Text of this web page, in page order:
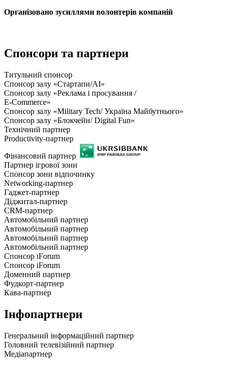
Організовано зусиллями волонтерів компаній
Спонсори та партнери
Титульний спонсор
Спонсор залу «Стартапи/AI»
Спонсор залу «Реклама і просування /
E-Commerce»
Спонсор залу «Military Tech/ Україна Майбутнього»
Спонсор залу «Блокчейн/ Digital Fun»
Технічний партнер
Productivity-партнер
Фінансовий партнер
Партнер ігрової зони
Спонсор зони відпочинку
Networking-партнер
Гаджет-партнер
Діджитал-партнер
CRM-партнер
Автомобільний партнер
Автомобільний партнер
Автомобільний партнер
Автомобільний партнер
Спонсор iForum
Спонсор iForum
Доменний партнер
Фудкорт-партнер
Кава-партнер
Інфопартнери
Генеральний інформаційний партнер
Головний телевізійний партнер
Медіапартнер